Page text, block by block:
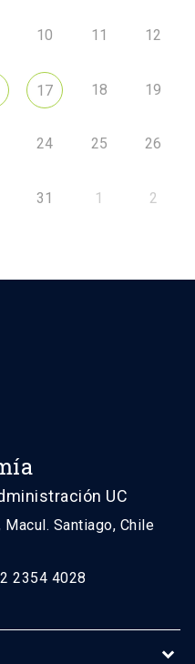
10 11 12
17 18 19
24 25 26
31 1 2
UC
Santiago, Chile
2354 4028